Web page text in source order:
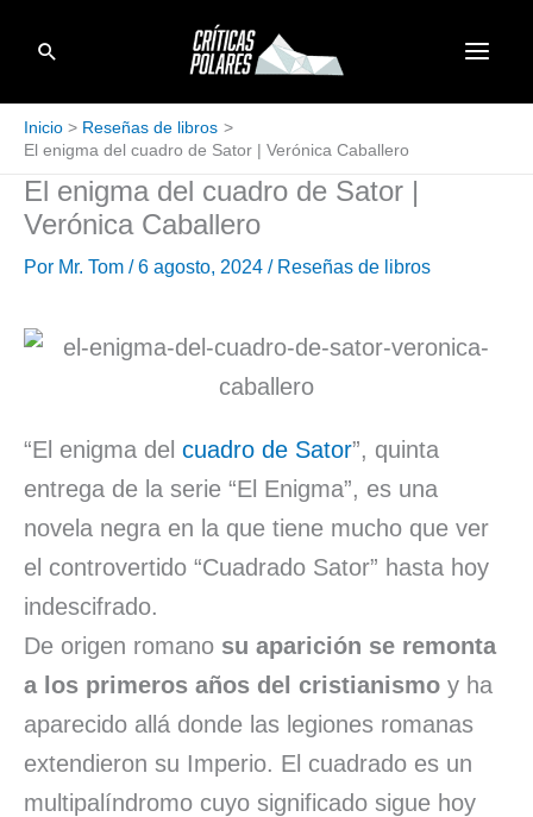
Buscar
Inicio
Reseñas de libros
El enigma del cuadro de Sator | Verónica Caballero
El enigma del cuadro de Sator |
Verónica Caballero
Por Mr. Tom /6 agosto, 2024 / Reseñas de libros
“El enigma del cuadro de Sator”, quinta
entrega de la serie “El Enigma”, es una
novela negra en la que tiene mucho que ver
el controvertido “Cuadrado Sator” hasta hoy
indescifrado.
De origen romano su aparición se remonta
a los primeros años del cristianismo y ha
aparecido allá donde las legiones romanas
extendieron su Imperio. El cuadrado es un
multipalíndromo cuyo significado sigue hoy